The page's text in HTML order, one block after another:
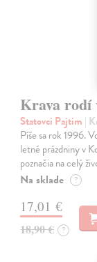
Krava rodí
Statovci Pajtim |
Píše sa rok 1996.
letné prázdniny v
poznačia na celý
Na sklade ?
17,01 €
18,90 € ?